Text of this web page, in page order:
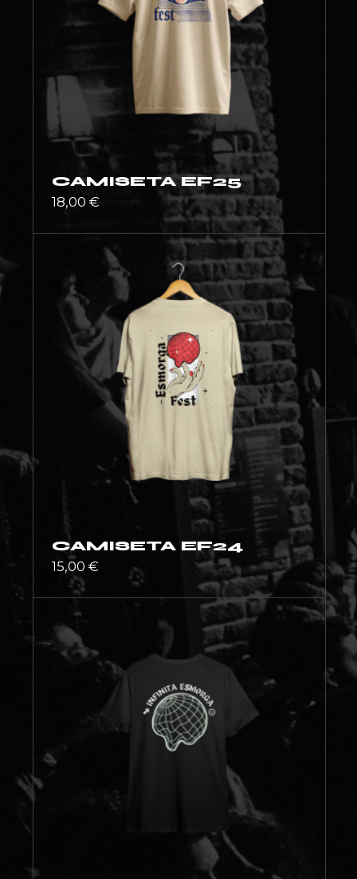
CAMISETA EF25
18,00€
CAMISETA EF24
15,00€